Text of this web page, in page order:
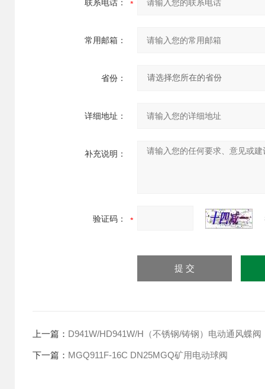
联系电话：
常用邮箱：
省份：
详细地址：
补充说明：
验证码：
上一篇： D941W/HD941W/H（不锈钢/铸钢）电动通风蝶阀
下一篇： MGQ911F-16C DN25MGQ矿用电动球阀